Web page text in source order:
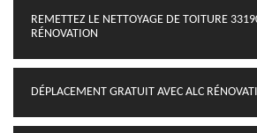
REMETTEZ LE NETTOYAGE DE TOITURE
RÉNOVATION
DÉPLACEMENT GRATUIT AVEC ALC